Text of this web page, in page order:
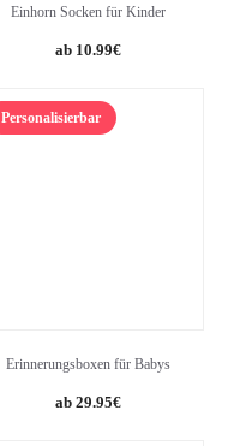
Einhorn Socken für Kinder
10.99€
Personalisierbar
Erinnerungsboxen für Babys
29.95€